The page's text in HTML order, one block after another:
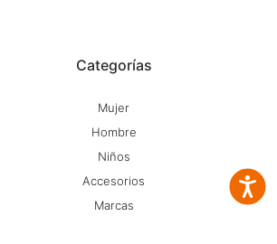
Categorías
Mujer
Hombre
Niños
Accesorios
Marcas